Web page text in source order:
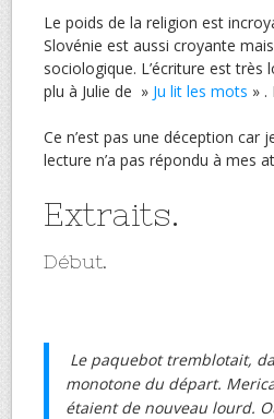
Le poids de la religion est
Slovénie est aussi croyante
sociologique. L’écriture est très
plu à Julie de » Ju lit les mots » .
Ce n’est pas une déception
lecture n’a pas répondu à mes
Extraits.
Début.
Le paquebot tremblotait,
monotone du départ.
étaient de nouveau lourd.